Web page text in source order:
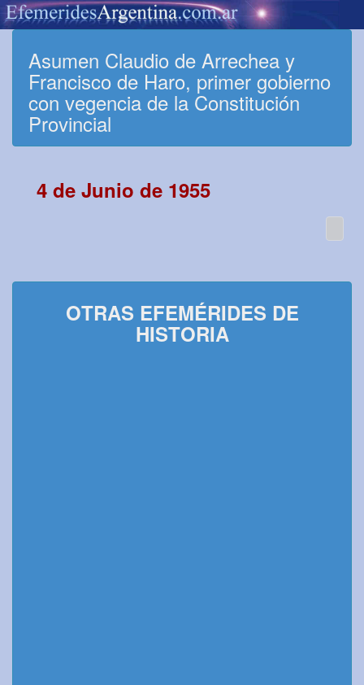
Asumen Claudio de Arrechea y
Francisco de Haro, primer gobierno
con vegencia de la Constitución
Provincial
4 de Junio de 1955
OTRAS EFEMÉRIDES DE
HISTORIA